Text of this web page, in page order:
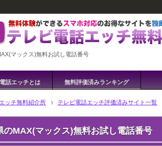
マックス)無料お試し電話番号
話エッチとは 無料評価済みランキング
ッチ無料紹介所 テレビ電話エッチ評価済みサイト一覧
のMAX(マックス)無料お試し電話番号